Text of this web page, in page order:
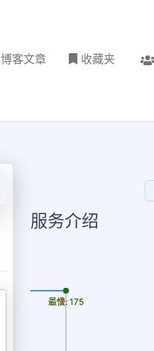
博客文章 收藏夹
服务介绍
最慢: 175
最快: 175